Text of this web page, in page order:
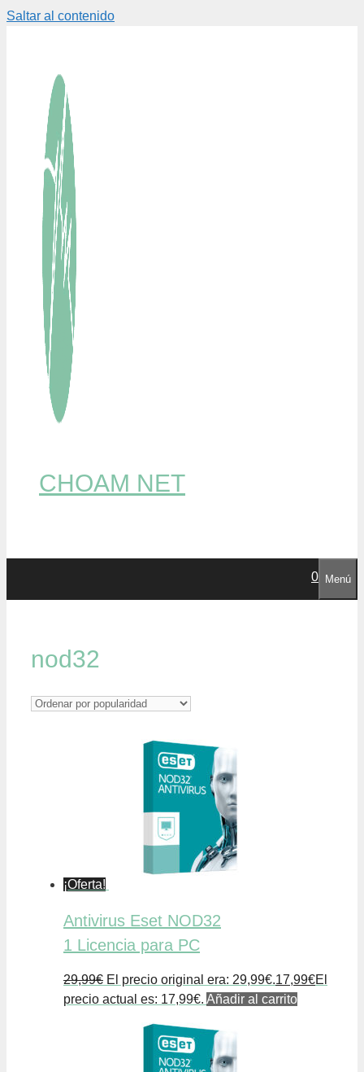
Saltar al contenido
CHOAM NET
0 Menú
nod32
¡Oferta!
Antivirus Eset NOD32
1 Licencia para PC
29,99€ El precio original era: 29,99€.17,99€El
precio actual es: 17,99€. Añadir al carrito